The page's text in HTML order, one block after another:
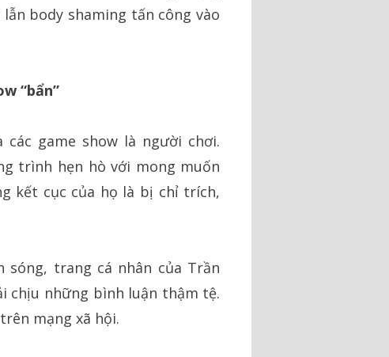
body shaming tấn công vào
“bẩn”
game show là người chơi.
trình hẹn hò với mong muốn
kết cục của họ là bị chỉ trích,
trang cá nhân của Trần
chịu những bình luận thậm tệ.
mạng xã hội.